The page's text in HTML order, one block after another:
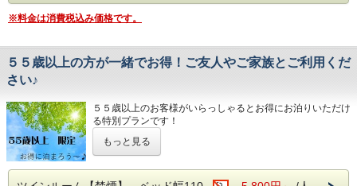
■各種サービス
ウェルカムドリンク 14:00〜23:00、コインラ
ンドリー 7：00～22：00（有料）、自動販売
機、製氷機、電子レンジ、アメニティバー、
■注意事項
団体様の場合や時期によりキャンセル規定が
詳しくはホテルまでお問い合わせくださいま
■各種サービス
00～22：00（有料）、自動販売機、製氷機、電子レンジ、
アメニティバー、会議室
詳しくはホテルまでお問い合わせくださいませ
■JR伊予西条駅より徒歩1分の好立地
隣がコンビニ、石鎚へのバスも真正面バス停から出ています
■平面120台駐車場 (敷地内＆第二駐車場)
1日１台税込300円 ※バス・トラックは事前予約をお願いし
ます（料金が異なります）
キング(定価：￥1320（税込）)
朝食付きプランでご予約いただくとお得にお召し上がりいた
■室内設備(全部屋１４平米以上)
※料金は消費税込み価格です。
５５歳以上の方が一緒でお得！ご友人やご家族とご利用くだ
さい♪
５５歳以上のお客様がいらっしゃるとお得にお泊りいただけ
る特別プランです！
周辺の山々を望める西条へぜひお越しください。
1予約につき１名様でも５５歳のお客様がいらっしゃると全
もっと見る